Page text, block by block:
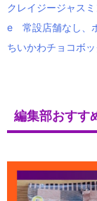
クレイジージャス
e 常設店舗なし、
ちいかわチョコボ
編集部おすす